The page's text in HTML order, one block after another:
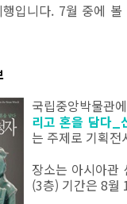
입니다. 7월 중에
국립중앙박물관
리고 혼을 담다_
는 주제로 기획전
장소는 아시아관
(3층) 기간은 8월